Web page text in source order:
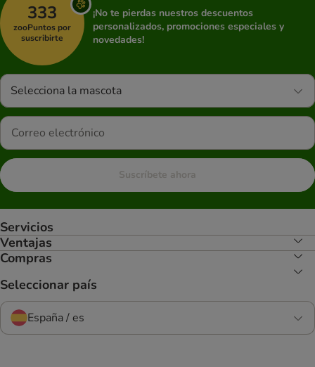
333
zooPuntos por
suscribirte
¡No te pierdas nuestros descuentos
personalizados, promociones especiales y
novedades!
Selecciona la mascota
Suscríbete ahora
Servicios
Ventajas
Compras
Seleccionar país
España / es